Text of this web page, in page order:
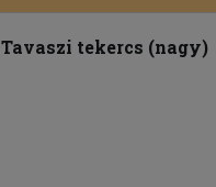
Tavaszi tekercs (nagy)